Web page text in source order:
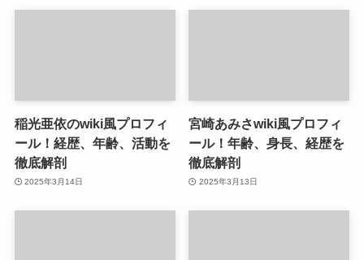
稲光亜依のwiki風プロフィ
ール！経歴、年齢、活動を
徹底解剖
2025年3月14日
宮崎あみさwiki風プロフィ
ール！年齢、身長、経歴を
徹底解剖
2025年3月13日